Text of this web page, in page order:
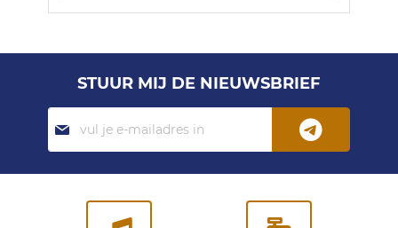
STUUR MIJ DE NIEUWSBRIEF
je
op